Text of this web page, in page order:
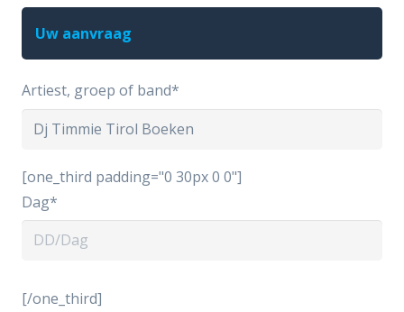
Uw aanvraag
Artiest, groep of band*
[one_third padding="0 30px 0 0"]
Dag*
[/one_third]